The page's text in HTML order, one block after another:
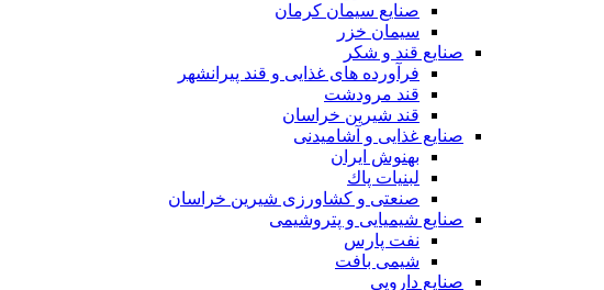
صنایع سیمان کرمان
سیمان خزر
صنایع قند و شکر
فرآورده های غذایی و قند پیرانشهر
قند مرودشت
قند شیرین خراسان
صنایع غذايی و آشاميدنی
بهنوش ایران
لبنيات پاك
صنعتی و کشاورزی شیرین خراسان
صنایع شیمیایی و پتروشیمی
نفت پارس
شیمی بافت
صنایع دارویی